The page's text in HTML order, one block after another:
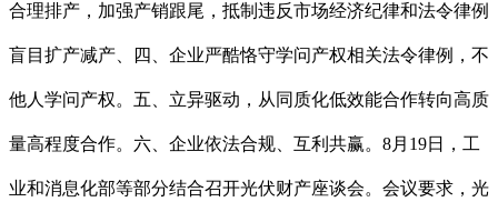
合理排产，加强产销跟尾，抵制违反市场经济纪律和法令律例
盲目扩产减产、四、企业严酷恪守学问产权相关法令律例，不
他人学问产权。五、立异驱动，从同质化低效能合作转向高质
量高程度合作。六、企业依法合规、互利共赢。8月19日，工
业和消息化部等部分结合召开光伏财产座谈会。会议要求，光